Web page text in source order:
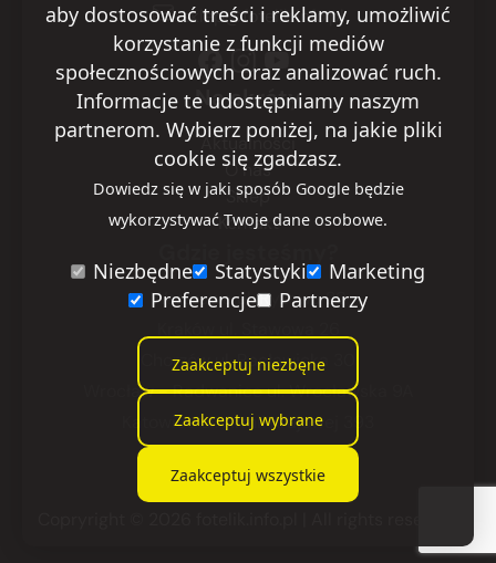
sklep@fotelik.info.pl
Na skróty
Aktualności
O nas
Sklep
Kontakt
Warszawaul. Ryżowa 29
Chorzówul. Racławicka 30
Wrocław - Radwaniceul. Wrocławska 9A
Katowice ul. Armii Krajowej 393
aby dostosować treści i reklamy, umożliwić
korzystanie z funkcji mediów
społecznościowych oraz analizować ruch.
Informacje te udostępniamy naszym
partnerom. Wybierz poniżej, na jakie pliki
cookie się zgadzasz.
Dowiedz się w jaki sposób Google będzie
wykorzystywać Twoje dane osobowe.
Niezbędne Statystyki
Marketing
Preferencje
Partnerzy
Zaakceptuj niezbęne
Zaakceptuj wybrane
Zaakceptuj wszystkie